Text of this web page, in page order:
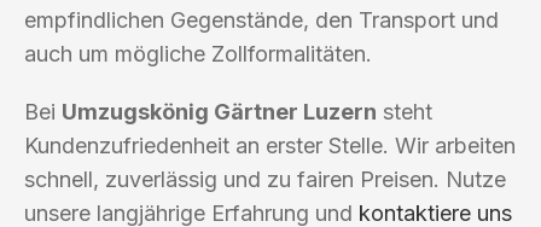
empfindlichen Gegenstände, den Transport und
auch um mögliche Zollformalitäten.
Bei Umzugskönig Gärtner Luzern steht
Kundenzufriedenheit an erster Stelle. Wir arbeiten
schnell, zuverlässig und zu fairen Preisen. Nutze
unsere langjährige Erfahrung und kontaktiere uns